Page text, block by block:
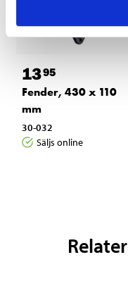
1395
Fender, 430 x 110
mm
30-032
Säljs online